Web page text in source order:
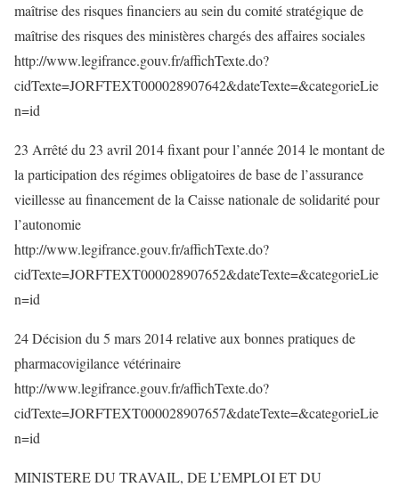
maîtrise des risques financiers au sein du comité stratégique de
maîtrise des risques des ministères chargés des affaires sociales
http://www.legifrance.gouv.fr/affichTexte.do?
cidTexte=JORFTEXT000028907642&dateTexte=&categorieLie
n=id
23 Arrêté du 23 avril 2014 fixant pour l’année 2014 le montant de
la participation des régimes obligatoires de base de l’assurance
vieillesse au financement de la Caisse nationale de solidarité pour
l’autonomie
http://www.legifrance.gouv.fr/affichTexte.do?
cidTexte=JORFTEXT000028907652&dateTexte=&categorieLie
n=id
24 Décision du 5 mars 2014 relative aux bonnes pratiques de
pharmacovigilance vétérinaire
http://www.legifrance.gouv.fr/affichTexte.do?
cidTexte=JORFTEXT000028907657&dateTexte=&categorieLie
n=id
MINISTERE DU TRAVAIL, DE L’EMPLOI ET DU